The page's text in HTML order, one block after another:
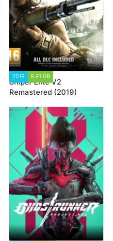
2019 8.91 GB
Sniper Elite V2
Remastered (2019)